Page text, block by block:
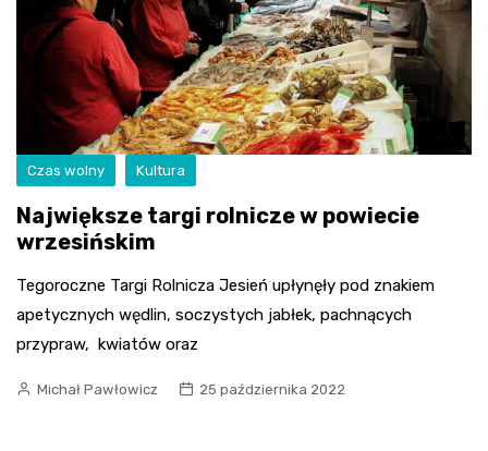
Czas wolny Kultura
Największe targi rolnicze w powiecie
wrzesińskim
Tegoroczne Targi Rolnicza Jesień upłynęły pod znakiem
apetycznych wędlin, soczystych jabłek, pachnących
przypraw, kwiatów oraz
Michał Pawłowicz 25 października 2022